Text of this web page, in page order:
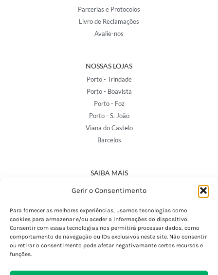
Gerir o Consentimento
Para fornecer as melhores experiências, usamos tecnologias como
cookies para armazenar e/ou aceder a informações do dispositivo.
Consentir com essas tecnologias nos permitirá processar dados, como
comportamento de navegação ou IDs exclusivos neste site. Não consentir
ou retirar o consentimento pode afetar negativamante certos recursos e
funções.
Parcerias e Protocolos
Livro de Reclamações
Avalie-nos
NOSSAS LOJAS
Porto - Trindade
Porto - Boavista
Porto - Foz
Porto - S. João
Viana do Castelo
Barcelos
SAIBA MAIS
Política de Privacidade
Termos e Condições
Perguntas Frequentes
Custos de Envio
Encomendas Internacionais
Devoluções e Trocas